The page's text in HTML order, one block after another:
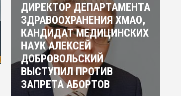
ДИРЕКТОР ДЕПАРТАМЕНТА
ЗДРАВООХРАНЕНИЯ ХМАО,
КАНДИДАТ МЕДИЦИНСКИХ
НАУК АЛЕКСЕЙ
ДОБРОВОЛЬСКИЙ
ВЫСТУПИЛ ПРОТИВ
ЗАПРЕТА АБОРТОВ